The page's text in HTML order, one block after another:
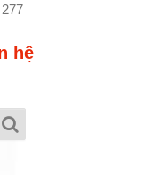
hệ